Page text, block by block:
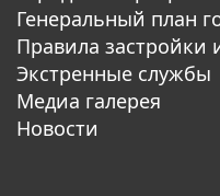
Генеральный план
Правила застройки
Экстренные службы
Медиа галерея
Новости